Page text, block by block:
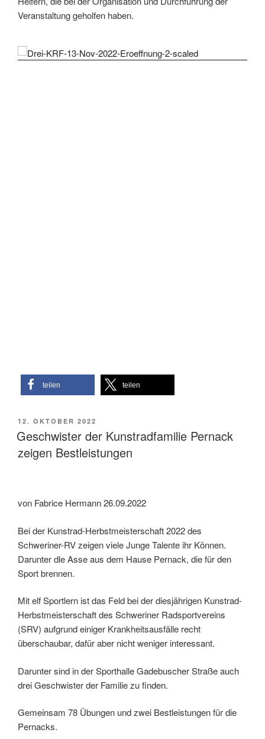
Veranstaltung geholfen haben.
teilen teilen
VERÖFFENTLICHT
AM
12. OKTOBER 2022
Geschwister der Kunstradfamilie Pernack
zeigen Bestleistungen
von Fabrice Hermann 26.09.2022
Bei der Kunstrad-Herbstmeisterschaft 2022 des
Schweriner-RV zeigen viele Junge Talente ihr Können.
Darunter dle Asse aus dem Hause Pernack, die für den
Sport brennen.
Mit elf Sportlern ist das Feld bei der diesjährigen Kunstrad-
Herbstmeisterschaft des Schweriner Radsportvereins
(SRV) aufgrund einiger Krankheitsausfälle recht
überschaubar, dafür aber nicht weniger interessant.
Darunter sind in der Sporthalle Gadebuscher Straße auch
drei Geschwister der Familie zu finden.
Gemeinsam 78 Übungen und zwei Bestleistungen für die
Pernacks.